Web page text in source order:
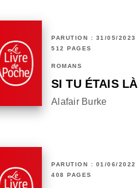
PARUTION : 31/05/2023
512 PAGES
ROMANS
SI TU ÉTAIS LÀ
Alafair Burke
PARUTION : 01/06/2022
408 PAGES